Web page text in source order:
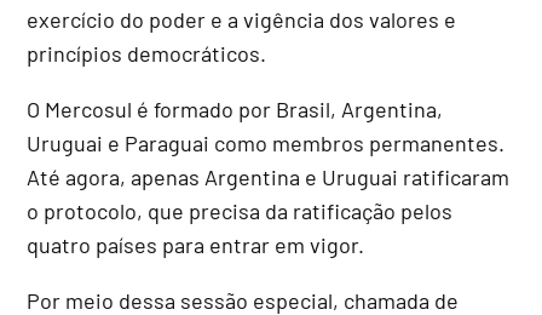
exercício do poder e a vigência dos valores e
princípios democráticos.
O Mercosul é formado por Brasil, Argentina,
Uruguai e Paraguai como membros permanentes.
Até agora, apenas Argentina e Uruguai ratificaram
o protocolo, que precisa da ratificação pelos
quatro países para entrar em vigor.
Por meio dessa sessão especial, chamada de